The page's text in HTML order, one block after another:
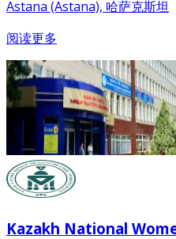
Astana (Astana), 哈萨克斯坦
阅读更多
Kazakh National